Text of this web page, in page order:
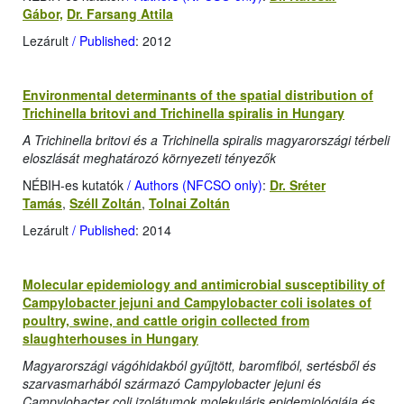
Gábor, Dr. Farsang Attila
Lezárult / Published: 2012
Environmental determinants of the spatial distribution of
Trichinella britovi and Trichinella spiralis in Hungary
A Trichinella britovi és a Trichinella spiralis magyarországi térbeli
eloszlását meghatározó környezeti tényezők
NÉBIH-es kutatók / Authors (NFCSO only): Dr. Sréter
Tamás, Széll Zoltán, Tolnai Zoltán
Lezárult / Published: 2014
Molecular epidemiology and antimicrobial susceptibility of
Campylobacter jejuni and Campylobacter coli isolates of
poultry, swine, and cattle origin collected from
slaughterhouses in Hungary
Magyarországi vágóhidakból gyűjtött, baromfiból, sertésből és
szarvasmarhából származó Campylobacter jejuni és